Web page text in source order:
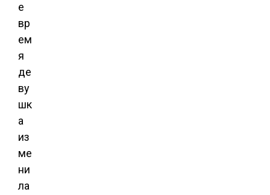
е
вр
ем
я
де
ву
шк
а
из
ме
ни
ла